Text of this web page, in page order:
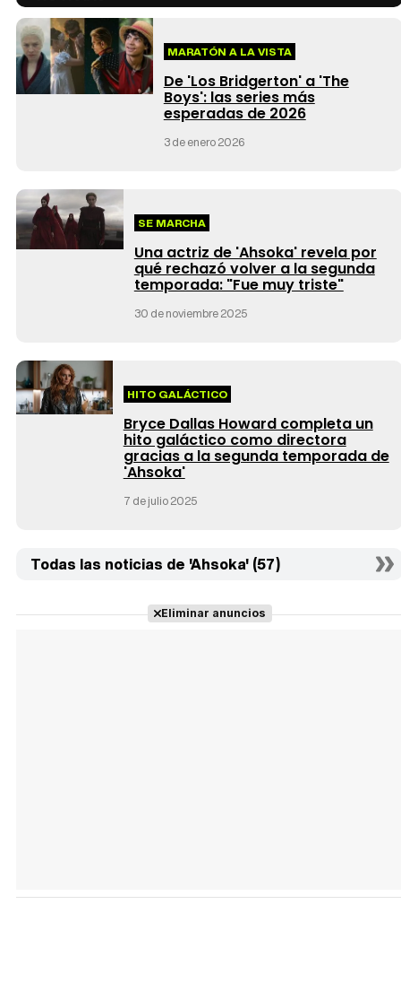
MARATÓN A LA VISTA
De 'Los Bridgerton' a 'The
Boys': las series más
esperadas de 2026
3 de enero 2026
SE MARCHA
Una actriz de 'Ahsoka' revela por
qué rechazó volver a la segunda
temporada: "Fue muy triste"
30 de noviembre 2025
HITO GALÁCTICO
Bryce Dallas Howard completa un
hito galáctico como directora
gracias a la segunda temporada de
'Ahsoka'
7 de julio 2025
Todas las noticias de 'Ahsoka' (57)
Eliminar anuncios